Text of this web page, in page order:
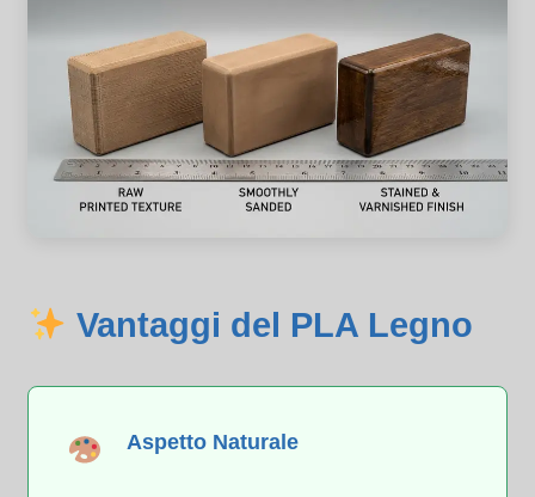
Vantaggi del PLA Legno
Aspetto Naturale